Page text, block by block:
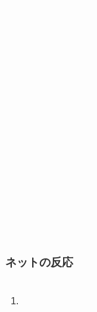
ネットの反応
1.